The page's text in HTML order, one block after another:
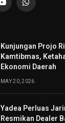
YouTubeWhatsApp
Kunjungan Projo
Kamtibmas,
Ekonomi Daerah
MAY 20, 2026
Yadea Perluas
Resmikan Dealer